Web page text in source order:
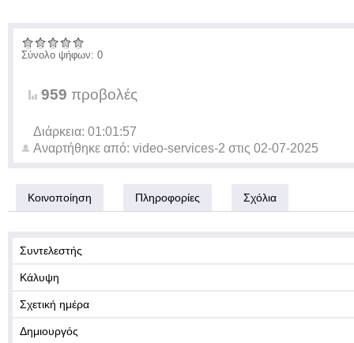
Σύνολο ψήφων: 0
959 προβολές
Διάρκεια: 01:01:57
Αναρτήθηκε από: video-services-2 στις 02-07-2025
Κοινοποίηση Πληροφορίες Σχόλια
Συντελεστής
Κάλυψη
Σχετική ημέρα
Δημιουργός